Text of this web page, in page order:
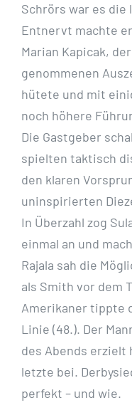
Schrörs war es die
Entnervt machte
Marian Kapicak,
genommenen
hütete und mit
noch höhere
Die Gastgeber
spielten taktisch
den klaren
uninspirierten
In Überzahl zog
einmal an und
Rajala sah die
als Smith vor dem
Amerikaner tippte
Linie (48.). Der
des Abends
letzte bei.
perfekt – und wie.